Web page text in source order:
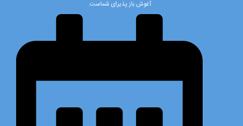
آغوش باز پذیرای شماست.